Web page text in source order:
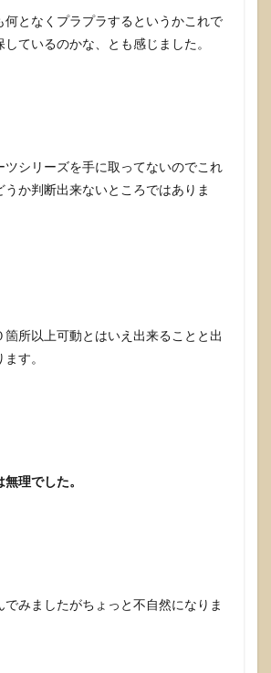
何となくプラプラするというかこれで
ているのかな、とも感じました。
ツシリーズを手に取ってないのでこれ
か判断出来ないところではありま
箇所以上可動とはいえ出来ることと出
す。
理でした。
でみましたがちょっと不自然になりま